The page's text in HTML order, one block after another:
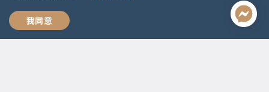
我想跟你好好說
02-2292-2086
service@koob.com.tw
我同意